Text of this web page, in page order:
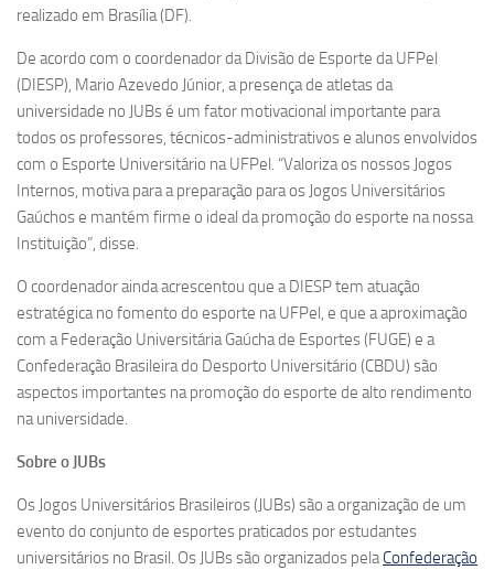
realizado em Brasília (DF).
De acordo com o coordenador da Divisão de Esporte da UFPel
(DIESP), Mario Azevedo Júnior, a presença de atletas da
universidade no JUBs é um fator motivacional importante para
todos os professores, técnicos-administrativos e alunos envolvidos
com o Esporte Universitário na UFPel. “Valoriza os nossos Jogos
Internos, motiva para a preparação para os Jogos Universitários
Gaúchos e mantém firme o ideal da promoção do esporte na nossa
Instituição”, disse.
O coordenador ainda acrescentou que a DIESP tem atuação
estratégica no fomento do esporte na UFPel, e que a aproximação
com a Federação Universitária Gaúcha de Esportes (FUGE) e a
Confederação Brasileira do Desporto Universitário (CBDU) são
aspectos importantes na promoção do esporte de alto rendimento
na universidade.
Sobre o JUBs
Os Jogos Universitários Brasileiros (JUBs) são a organização de um
evento do conjunto de esportes praticados por estudantes
universitários no Brasil. Os JUBs são organizados pelaConfederação